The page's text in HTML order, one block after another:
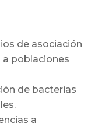
de asociación
poblaciones
de bacterias
a